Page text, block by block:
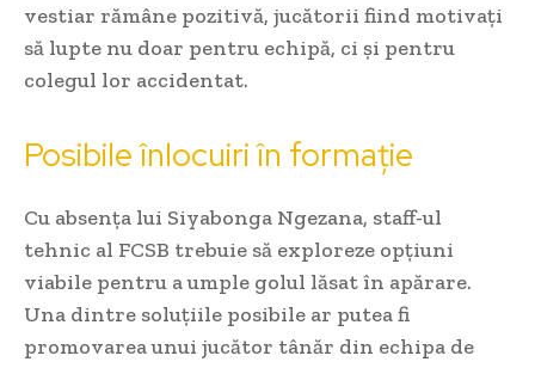
vestiar rămâne pozitivă, jucătorii fiind motivați
să lupte nu doar pentru echipă, ci și pentru
colegul lor accidentat.
Posibile înlocuiri în formație
Cu absența lui Siyabonga Ngezana, staff-ul
tehnic al FCSB trebuie să exploreze opțiuni
viabile pentru a umple golul lăsat în apărare.
Una dintre soluțiile posibile ar putea fi
promovarea unui jucător tânăr din echipa de